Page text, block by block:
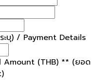
ะบุ) / Payment Details
Amount (THB) ** (ยอด